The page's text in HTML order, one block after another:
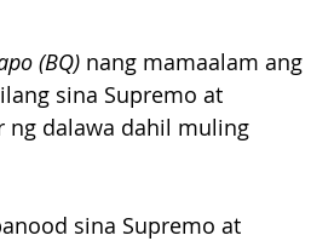
(BQ) nang mamaalam ang
sina Supremo at
ng dalawa dahil muling
sina Supremo at